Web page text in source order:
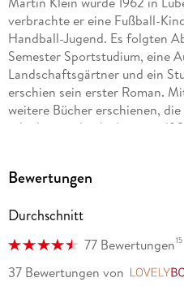
verbrachte er eine Fußball-
Handball-Jugend. Es folgten
Semester Sportstudium, eine
Landschaftsgärtner und ein
erschien sein erster Roman.
weitere Bücher erschienen,
erhielten und in bislang zwölf
Bewertungen
Durchschnitt
77 Bewertungen15
37 Bewertungen von